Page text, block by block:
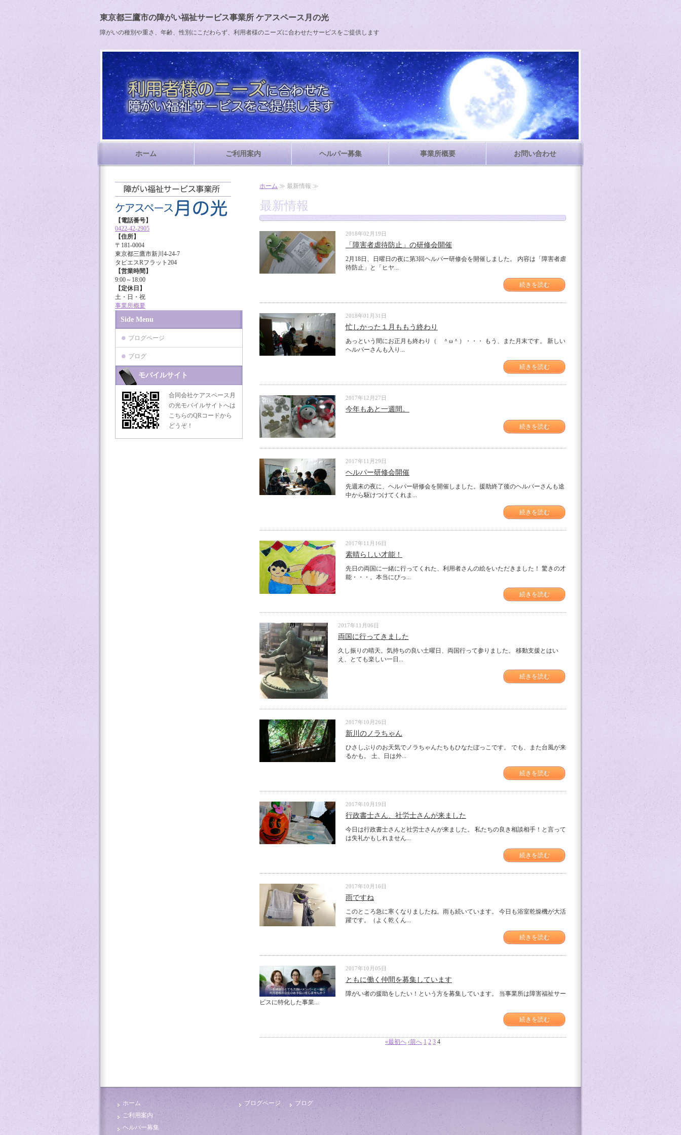
東京都三鷹市の障がい福祉サービス事業所 ケアスペース月の光
障がいの種別や重さ、年齢、性別にこだわらず、利用者様のニーズに合わせたサービスをご提供します
ホーム ご利用案内 ヘルパー募集 事業所概要 お問い合わせ
ホーム ≫ 最新情報 ≫
最新情報
2018年02月19日
「障害者虐待防止」の研修会開催
2月18日、日曜日の夜に第3回ヘルパー研修会を開催しました。 内容は「障害者虐
待防止」と「ヒヤ...
続きを読む
2018年01月31日
忙しかった１月ももう終わり
あっという間にお正月も終わり（ ＾ω＾）・・・ もう、また月末です。 新しい
ヘルパーさんも入り...
続きを読む
2017年12月27日
今年もあと一週間。
続きを読む
2017年11月29日
ヘルパー研修会開催
先週末の夜に、ヘルパー研修会を開催しました。援助終了後のヘルパーさんも途
中から駆けつけてくれま...
続きを読む
2017年11月16日
素晴らしい才能！
先日の両国に一緒に行ってくれた、利用者さんの絵をいただきました！ 驚きの才
能・・・。本当にびっ...
続きを読む
2017年11月06日
両国に行ってきました
久し振りの晴天。気持ちの良い土曜日、両国行って参りました。 移動支援とはい
え、とても楽しい一日...
続きを読む
2017年10月26日
新川のノラちゃん
ひさしぶりのお天気でノラちゃんたちもひなたぼっこです。 でも、また台風が来
るかも。 土、日は外...
続きを読む
2017年10月19日
行政書士さん、社労士さんが来ました
今日は行政書士さんと社労士さんが来ました。 私たちの良き相談相手！と言って
は失礼かもしれません...
続きを読む
2017年10月16日
雨ですね
このところ急に寒くなりましたね。雨も続いています。 今日も浴室乾燥機が大活
躍です。（よく乾くん...
続きを読む
2017年10月05日
ともに働く仲間を募集しています
障がい者の援助をしたい！という方を募集しています。 当事業所は障害福祉サー
ビスに特化した事業...
続きを読む
«最初へ ‹前へ 1 2 3 4
【電話番号】
0422-42-2905
【住所】
〒181-0004
東京都三鷹市新川4-24-7
タピエスRフラット204
【営業時間】
9:00～18:00
【定休日】
土・日・祝
事業所概要
Side Menu
ブログページ
ブログ
モバイルサイト
合同会社ケアスペース月
の光モバイルサイトへは
こちらのQRコードから
どうぞ！
ホーム
ご利用案内
ヘルパー募集
ブログページ ブログ